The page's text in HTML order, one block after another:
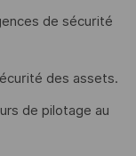
de sécurité
des assets.
de pilotage au